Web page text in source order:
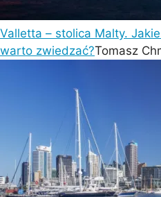
Valletta – stolica Malty.
warto zwiedzać?Tomasz